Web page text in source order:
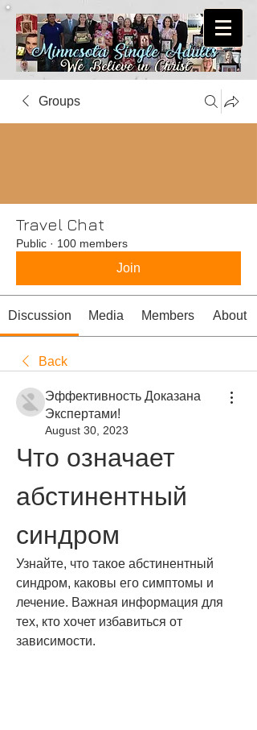
Groups
Travel Chat
Public · 100 members
Join
Discussion Media Members About
Back
Эффективность Доказана
Экспертами!
August 30, 2023
Что означает
абстинентный
синдром
Узнайте, что такое абстинентный
синдром, каковы его симптомы и
лечение. Важная информация для
тех, кто хочет избавиться от
зависимости.